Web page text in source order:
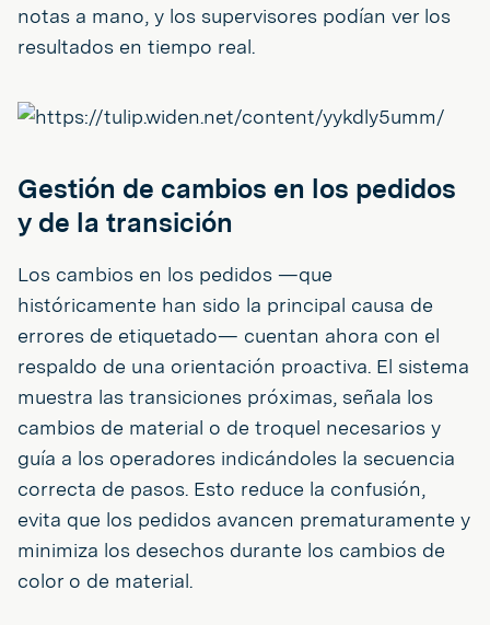
notas a mano, y los supervisores podían ver los
resultados en tiempo real.
Gestión de cambios en los pedidos
y de la transición
Los cambios en los pedidos —que
históricamente han sido la principal causa de
errores de etiquetado— cuentan ahora con el
respaldo de una orientación proactiva. El sistema
muestra las transiciones próximas, señala los
cambios de material o de troquel necesarios y
guía a los operadores indicándoles la secuencia
correcta de pasos. Esto reduce la confusión,
evita que los pedidos avancen prematuramente y
minimiza los desechos durante los cambios de
color o de material.